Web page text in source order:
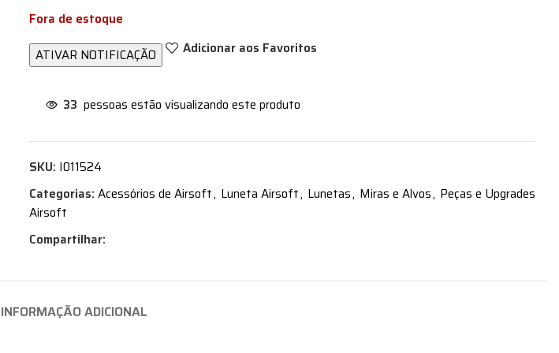
Fora de estoque
Adicionar aos Favoritos
33 pessoas estão visualizando este produto
SKU: I011524
Categorias: Acessórios de Airsoft, Luneta Airsoft, Lunetas, Miras e Alvos, Peças e Upgrades
Airsoft
Compartilhar:
INFORMAÇÃO ADICIONAL